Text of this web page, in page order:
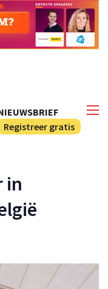
Registreer gratis
in